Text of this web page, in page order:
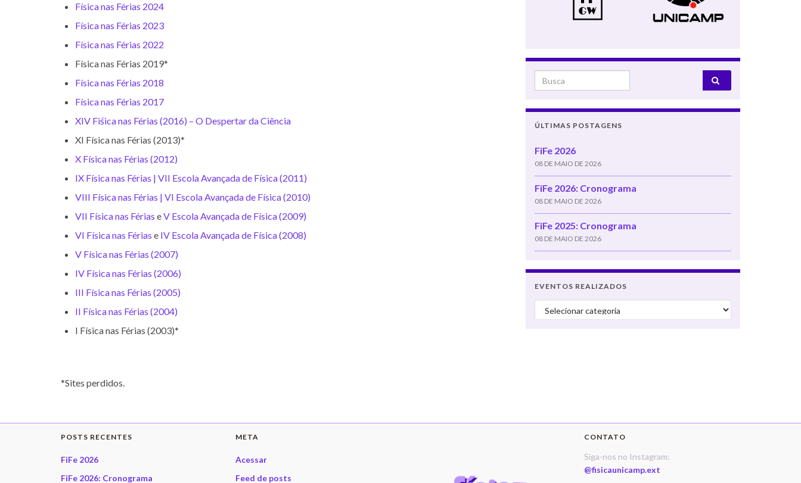
Física nas Férias 2024
Física nas Férias 2023
Física nas Férias 2022
Física nas Férias 2019*
Física nas Férias 2018
Física nas Férias 2017
XIV Fiśica nas Férias (2016) – O Despertar da Ciência
XI Física nas Férias (2013)*
X Física nas Férias (2012)
IX Física nas Férias | VII Escola Avançada de Física (2011)
VIII Física nas Férias | VI Escola Avançada de Física (2010)
VII Física nas Férias eV Escola Avançada de Física (2009)
VI Física nas Férias e IV Escola Avançada de Física (2008)
V Física nas Férias (2007)
IV Física nas Férias (2006)
III Física nas Férias (2005)
II Física nas Férias (2004)
I Física nas Férias (2003)*
*Sites perdidos.
Search for:
ÚLTIMAS POSTAGENS
FiFe 2026
08 DE MAIO DE 2026
FiFe 2026: Cronograma
08 DE MAIO DE 2026
FiFe 2025: Cronograma
08 DE MAIO DE 2026
EVENTOS REALIZADOS
Eventos realizados
POSTS RECENTES
FiFe 2026
FiFe 2026: Cronograma
META
Acessar
Feed de posts
CONTATO
Siga-nos no Instagram:
@fisicaunicamp.ext